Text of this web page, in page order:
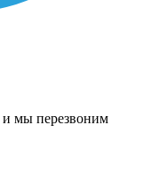
и мы перезвоним